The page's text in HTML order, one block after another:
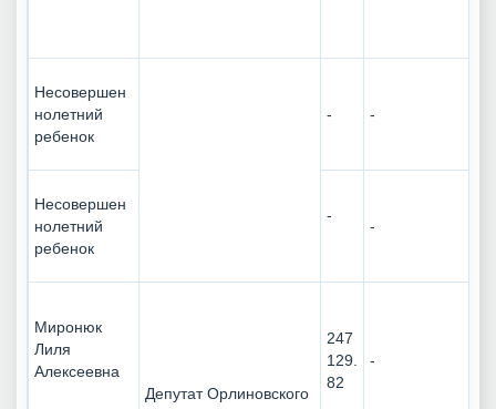
Несовершен
нолетний
ребенок
- -
Несовершен
нолетний
ребенок
-
-
Миронюк
Лиля
Алексеевна
Депутат Орлиновского
247
129.
82
-